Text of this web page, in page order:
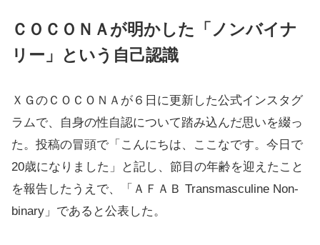
ＣＯＣＯＮＡが明かした「ノンバイナ
リー」という自己認識
ＸＧのＣＯＣＯＮＡが６日に更新した公式インスタグ
ラムで、自身の性自認について踏み込んだ思いを綴っ
た。投稿の冒頭で「こんにちは、ここなです。今日で
20歳になりました」と記し、節目の年齢を迎えたこと
を報告したうえで、「ＡＦＡＢ Transmasculine Non-
binary」であると公表した。